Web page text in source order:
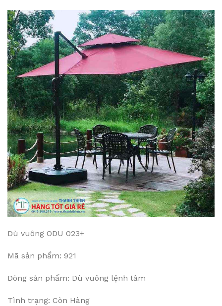
Dù vuông ODU 023+
Mã sản phẩm: 921
Dòng sản phẩm: Dù vuông lệnh tâm
Tình trạng: Còn Hàng